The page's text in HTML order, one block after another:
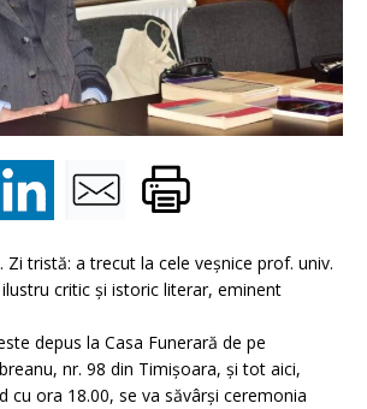
tristă: a trecut la cele veșnice prof. univ.
critic și istoric literar, eminent
depus la Casa Funerară de pe
nr. 98 din Timișoara, și tot aici,
cu ora 18.00, se va săvârși ceremonia